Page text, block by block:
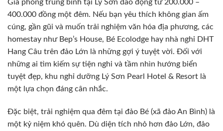
Giá phòng trung bình tại Lý Sơn dao động từ 200.000 –
400.000 đồng một đêm. Nếu bạn yêu thích không gian ấm
cúng, gần gũi và muốn trải nghiệm văn hóa địa phương, các
homestay như Bep’s House, Bé Ecolodge hay nhà nghỉ DHT
Hang Câu trên đảo Lớn là những gợi ý tuyệt vời. Đối với
những ai tìm kiếm sự tiện nghi và tầm nhìn hướng biển
tuyệt đẹp, khu nghỉ dưỡng Lý Sơn Pearl Hotel & Resort là
một lựa chọn đáng cân nhắc.
Đặc biệt, trải nghiệm qua đêm tại đảo Bé (xã đảo An Bình) là
một kỷ niệm khó quên. Dù diện tích nhỏ hơn đảo Lớn, đảo